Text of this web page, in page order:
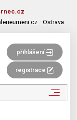
· Ostrava
přihlášení
registrace